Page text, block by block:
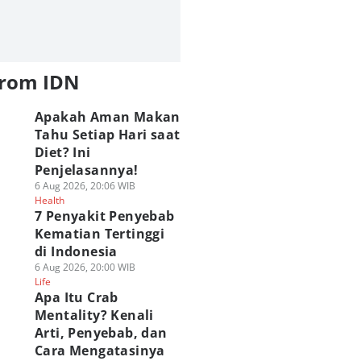
IDN
Apakah Aman Makan
Tahu Setiap Hari saat
Diet? Ini
Penjelasannya!
6 Aug 2026, 20:06 WIB
Health
7 Penyakit Penyebab
Kematian Tertinggi
di Indonesia
6 Aug 2026, 20:00 WIB
Life
Apa Itu Crab
Mentality? Kenali
Arti, Penyebab, dan
Cara Mengatasinya